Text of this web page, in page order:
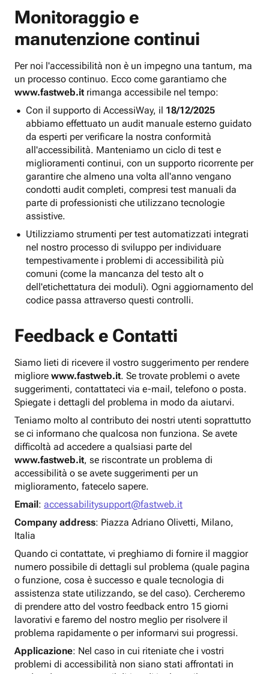
Monitoraggio e
manutenzione continui
Per noi l'accessibilità non è un impegno una tantum, ma
un processo continuo. Ecco come garantiamo che
www.fastweb.it rimanga accessibile nel tempo:
Con il supporto di AccessiWay, il 18/12/2025
abbiamo effettuato un audit manuale esterno guidato
da esperti per verificare la nostra conformità
all'accessibilità. Manteniamo un ciclo di test e
miglioramenti continui, con un supporto ricorrente per
garantire che almeno una volta all'anno vengano
condotti audit completi, compresi test manuali da
parte di professionisti che utilizzano tecnologie
assistive.
Utilizziamo strumenti per test automatizzati integrati
nel nostro processo di sviluppo per individuare
tempestivamente i problemi di accessibilità più
comuni (come la mancanza del testo alt o
dell'etichettatura dei moduli). Ogni aggiornamento del
codice passa attraverso questi controlli.
Feedback e Contatti
Siamo lieti di ricevere il vostro suggerimento per rendere
migliore www.fastweb.it. Se trovate problemi o avete
suggerimenti, contattateci via e-mail, telefono o posta.
Spiegate i dettagli del problema in modo da aiutarvi.
Teniamo molto al contributo dei nostri utenti soprattutto
se ci informano che qualcosa non funziona. Se avete
difficoltà ad accedere a qualsiasi parte del
www.fastweb.it, se riscontrate un problema di
accessibilità o se avete suggerimenti per un
miglioramento, fatecelo sapere.
Email: accessabilitysupport@fastweb.it
Company address: Piazza Adriano Olivetti, Milano,
Italia
Quando ci contattate, vi preghiamo di fornire il maggior
numero possibile di dettagli sul problema (quale pagina
o funzione, cosa è successo e quale tecnologia di
assistenza state utilizzando, se del caso). Cercheremo
di prendere atto del vostro feedback entro 15 giorni
lavorativi e faremo del nostro meglio per risolvere il
problema rapidamente o per informarvi sui progressi.
Applicazione: Nel caso in cui riteniate che i vostri
problemi di accessibilità non siano stati affrontati in